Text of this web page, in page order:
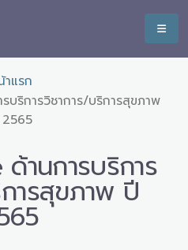
าแรก
บริการวิชาการ/บริการสุขภาพ
านการบริการ
ารสุขภาพ ปี